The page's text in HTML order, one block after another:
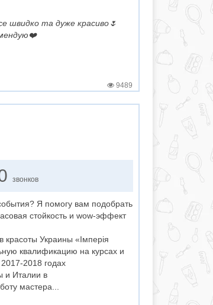
швидко та дуже красиво🌷
9489
звонков
Я помогу вам подобрать
стойкость и wow-эффект
Украины «Імперія
квалификацию на курсах и
2018 годах
и Италии в
мастера...